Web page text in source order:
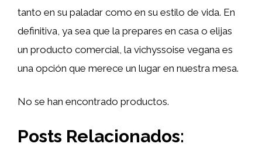
tanto en su paladar como en su estilo de vida. En
definitiva, ya sea que la prepares en casa o elijas
un producto comercial, la vichyssoise vegana es
una opción que merece un lugar en nuestra mesa.
No se han encontrado productos.
Posts Relacionados: